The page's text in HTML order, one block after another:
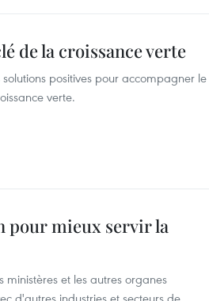
de la croissance verte
positives pour accompagner le
verte.
pour mieux servir la
et les autres organes
d'autres industries et secteurs de